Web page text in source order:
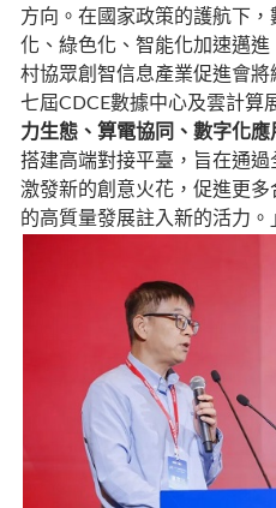
方向。在國家政策的護航下
化、綠色化、智能化加速邁
村協眾創智信息產業促進會
七屆CDCE數據中心及雲計算
力生態、算電協同、數字化應
搭建高端對接平臺，旨在通過
激發新的創意火花，促進更
的高質量發展註入新的活力。